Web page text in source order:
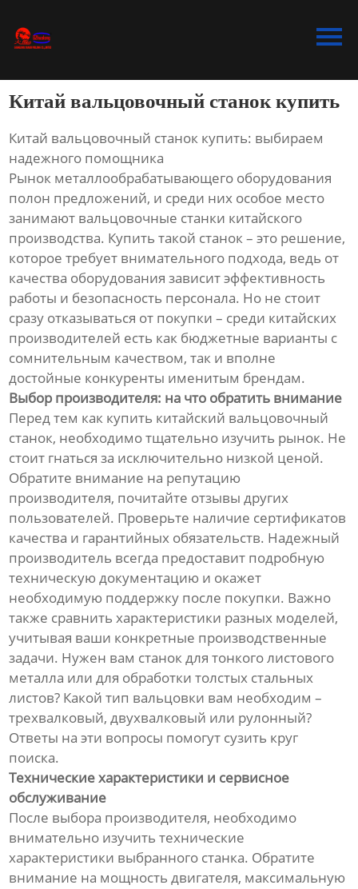
Bидео
Новости
О Hас
Контакты
Китай вальцовочный станок купить
Китай вальцовочный станок купить: выбираем
надежного помощника
Рынок металлообрабатывающего оборудования
полон предложений, и среди них особое место
занимают вальцовочные станки китайского
производства. Купить такой станок – это решение,
которое требует внимательного подхода, ведь от
качества оборудования зависит эффективность
работы и безопасность персонала. Но не стоит
сразу отказываться от покупки – среди китайских
производителей есть как бюджетные варианты с
сомнительным качеством, так и вполне
достойные конкуренты именитым брендам.
Выбор производителя: на что обратить внимание
Перед тем как купить китайский вальцовочный
станок, необходимо тщательно изучить рынок. Не
стоит гнаться за исключительно низкой ценой.
Обратите внимание на репутацию
производителя, почитайте отзывы других
пользователей. Проверьте наличие сертификатов
качества и гарантийных обязательств. Надежный
производитель всегда предоставит подробную
техническую документацию и окажет
необходимую поддержку после покупки. Важно
также сравнить характеристики разных моделей,
учитывая ваши конкретные производственные
задачи. Нужен вам станок для тонкого листового
металла или для обработки толстых стальных
листов? Какой тип вальцовки вам необходим –
трехвалковый, двухвалковый или рулонный?
Ответы на эти вопросы помогут сузить круг
поиска.
Технические характеристики и сервисное
обслуживание
После выбора производителя, необходимо
внимательно изучить технические
характеристики выбранного станка. Обратите
внимание на мощность двигателя, максимальную